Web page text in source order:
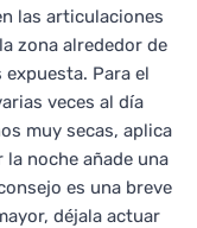
las articulaciones
zona alrededor de
Para el
veces al día
muy secas, aplica
la noche añade una
es una breve
déjala actuar